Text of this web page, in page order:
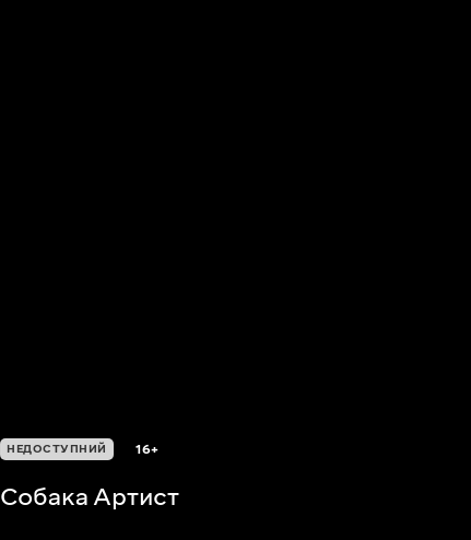
НЕДОСТУПНИЙ 16+
Собака Артист